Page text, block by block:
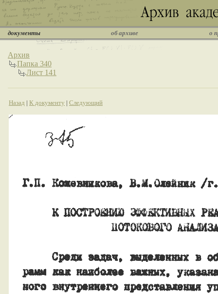
документы об архиве о
Архив
Папка 340
Лист 141
Назад | К документу | Следующий